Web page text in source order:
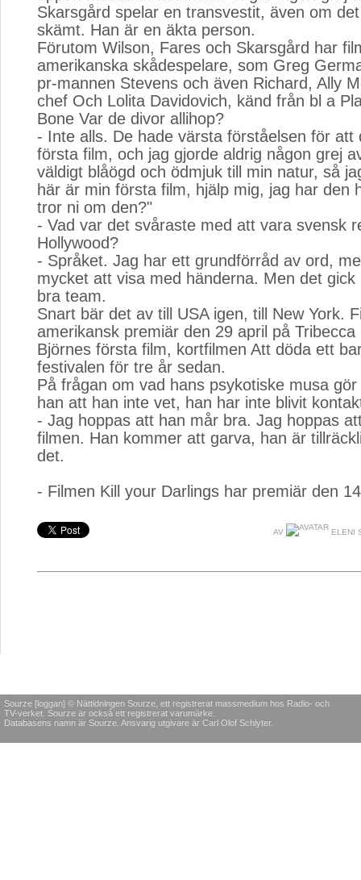
Skarsgård spelar en transvestit, även om
skämt. Han är en äkta person.
Förutom Wilson, Fares och Skarsgård har
amerikanska skådespelare, som Greg
pr-mannen Stevens och även Richard, Ally
chef Och Lolita Davidovich, känd från bl a
Bone Var de divor allihop?
- Inte alls. De hade värsta förståelsen för att
första film, och jag gjorde aldrig någon grej
väldigt blåögd och ödmjuk till min natur, så
här är min första film, hjälp mig, jag har den
tror ni om den?"
- Vad var det svåraste med att vara svensk
Hollywood?
- Språket. Jag har ett grundförråd av ord,
mycket att visa med händerna. Men det
bra team.
Snart bär det av till USA igen, till New York.
amerikansk premiär den 29 april på Tribecca
Björnes första film, kortfilmen Att döda ett
festivalen för tre år sedan.
På frågan om vad hans psykotiske musa
han att han inte vet, han har inte blivit
- Jag hoppas att han mår bra. Jag hoppas
filmen. Han kommer att garva, han är
det.
- Filmen Kill your Darlings har premiär den
AV ELENI
Sourze [loggan] © Nättidningen Sourze, ett registrerat massmedium hos Radio- och
TV-verket. Sourze är också ett registrerat varumärke.
Databasens namn är Sourze. Ansvarig utgivare är Carl Olof Schlyter.